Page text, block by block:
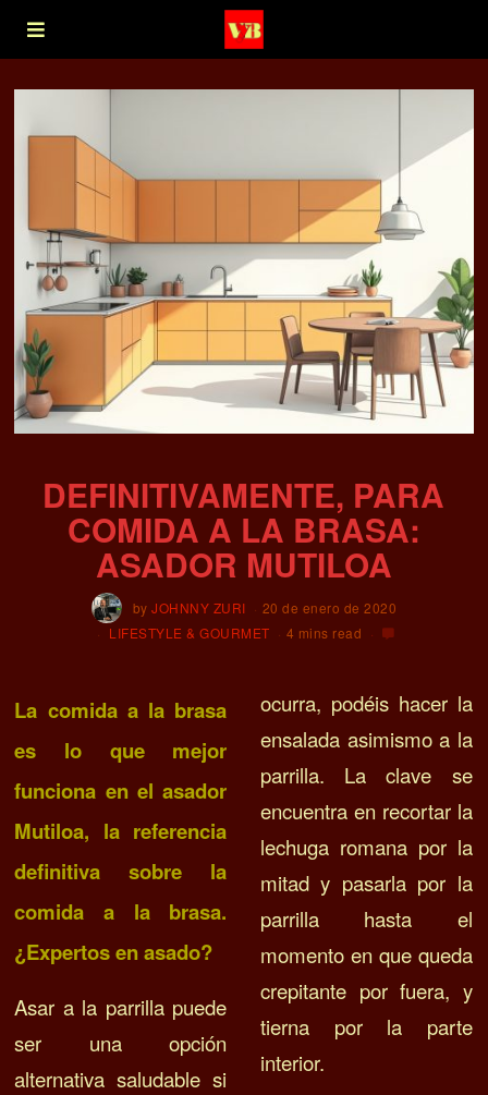
DEFINITIVAMENTE, PARA
COMIDA A LA BRASA:
ASADOR MUTILOA
byJOHNNY ZURI
20 de enero de 2020
LIFESTYLE & GOURMET
4 mins read
La comida a la brasa
es lo que mejor
funciona en el asador
Mutiloa, la referencia
definitiva sobre la
comida a la brasa.
¿Expertos en asado?
Asar a la parrilla puede
ser una opción
alternativa saludable si
ocurra, podéis hacer la
ensalada asimismo a la
parrilla. La clave se
encuentra en recortar la
lechuga romana por la
mitad y pasarla por la
parrilla hasta el
momento en que queda
crepitante por fuera, y
tierna por la parte
interior.